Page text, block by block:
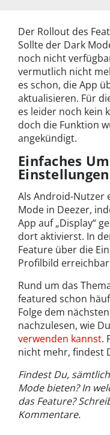
Der Rollout des
Sollte der Dark
noch nicht
vermutlich nicht
es schon, die App
aktualisieren. Für
es leider noch kein
doch die Funktion
angekündigt.
Einfaches
Einstellungen
Als Android-Nutzer
Mode in Deezer,
App auf „Display“
dort aktivierst. In
Feature über die
Profilbild
Rund um das
featured schon
Folge dem
nachzulesen, wie
verwenden kannst.
nicht mehr, findest
Findest Du,
Mode bieten? In
das Feature?
Kommentare.